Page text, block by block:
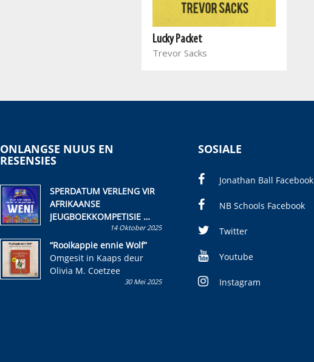
Lucky Packet
Trevor Sacks
ONLANGSE NUUS EN
RESENSIES
SPERDATUM VERLENG VIR
AFRIKAANSE
JEUGBOEKKOMPETISIE
Skryf ’n jeugboek of
kinderboek en staan ’n
kans om R50 000 te wen!
14 Oktober 2025
“Rooikappie ennie Wolf”
Omgesit in Kaaps deur
Olivia M. Coetzee
30 Mei 2025
SOSIALE
Jonathan Ball Facebook
NB Schools Facebook
Twitter
Youtube
Instagram